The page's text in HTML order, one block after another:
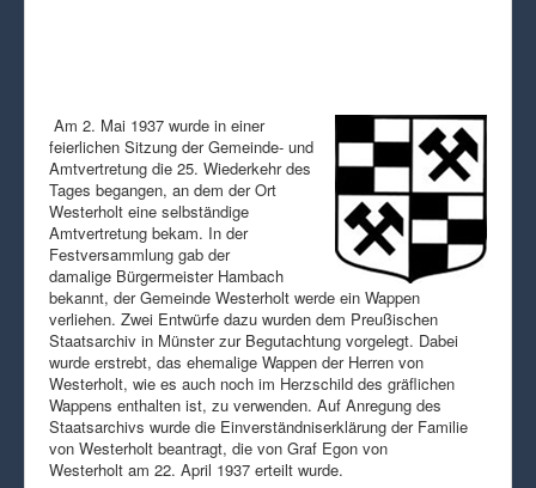
Am 2. Mai 1937 wurde in einer
feierlichen Sitzung der Gemeinde- und
Amtvertretung die 25. Wiederkehr des
Tages begangen, an dem der Ort
Westerholt eine selbständige
Amtvertretung bekam. In der
Festversammlung gab der
damalige Bürgermeister Hambach
bekannt, der Gemeinde Westerholt werde ein Wappen
verliehen. Zwei Entwürfe dazu wurden dem Preußischen
Staatsarchiv in Münster zur Begutachtung vorgelegt. Dabei
wurde erstrebt, das ehemalige Wappen der Herren von
Westerholt, wie es auch noch im Herzschild des gräflichen
Wappens enthalten ist, zu verwenden. Auf Anregung des
Staatsarchivs wurde die Einverständniserklärung der Familie
von Westerholt beantragt, die von Graf Egon von
Westerholt am 22. April 1937 erteilt wurde.